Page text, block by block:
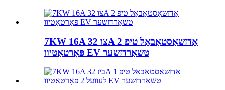
7KW 16A צו 32A אַדזשאַסטאַבאַל טיפּ 2
פּאָרטאַטיוו EV טשאַרדזשער